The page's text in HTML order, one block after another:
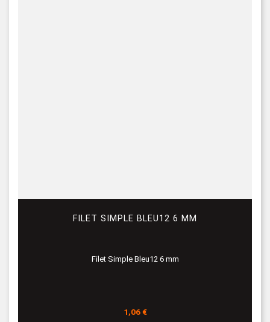
FILET SIMPLE BLEU12 6 MM
Filet Simple Bleu12 6 mm
Prix
1,06 €